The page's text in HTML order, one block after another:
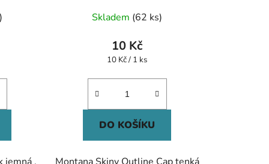
jemná ,
hodnocení
produktu
je
z
hvězdiček.
Skladem (62 ks)
10 Kč
Měrná
10 Kč / 1 ks
DO KOŠÍKU
Montana Skiny Outline Cap tenká